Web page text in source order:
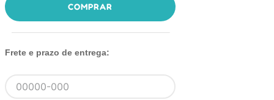
COMPRAR
Frete e prazo de entrega: